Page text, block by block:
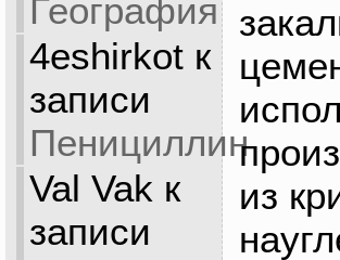
География
4eshirkotк
записи
Пенициллин
Val Vak к
записи
из